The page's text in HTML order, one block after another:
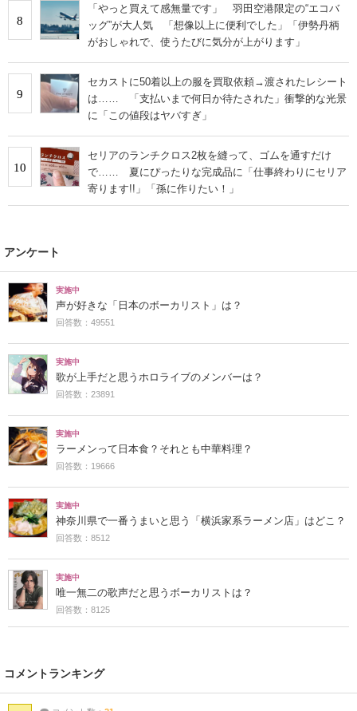
8
「やっと買えて感無量です」 羽田空港限定の“エコバ
ッグ”が大人気 「想像以上に便利でした」「伊勢丹柄
がおしゃれで、使うたびに気分が上がります」
9
セカストに50着以上の服を買取依頼→渡されたレシート
は…… 「支払いまで何日か待たされた」衝撃的な光景
に「この値段はヤバすぎ」
10
セリアのランチクロス2枚を縫って、ゴムを通すだけ
で…… 夏にぴったりな完成品に「仕事終わりにセリア
寄ります!!」「孫に作りたい！」
アンケート
実施中
声が好きな「日本のボーカリスト」は？
回答数：49551
実施中
歌が上手だと思うホロライブのメンバーは？
回答数：23891
実施中
ラーメンって日本食？それとも中華料理？
回答数：19666
実施中
神奈川県で一番うまいと思う「横浜家系ラーメン店」はどこ？
回答数：8512
実施中
唯一無二の歌声だと思うボーカリストは？
回答数：8125
コメントランキング